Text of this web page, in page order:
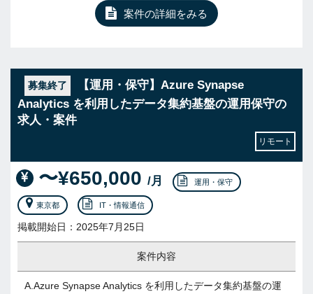
案件の詳細をみる
募集終了
【運用・保守】Azure Synapse
Analytics を利用したデータ集約基盤の運用保守の
求人・案件
リモート
〜¥650,000 /月 運用・保守
東京都 IT・情報通信
掲載開始日：2025年7月25日
案件内容
A.Azure Synapse Analytics を利用したデータ集約基盤の運